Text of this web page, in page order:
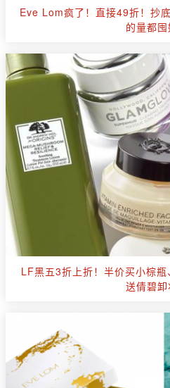
Eve Lom疯了！直接49折！抄
的量都
LF黑五3折上折！半价买小棕
送倩碧